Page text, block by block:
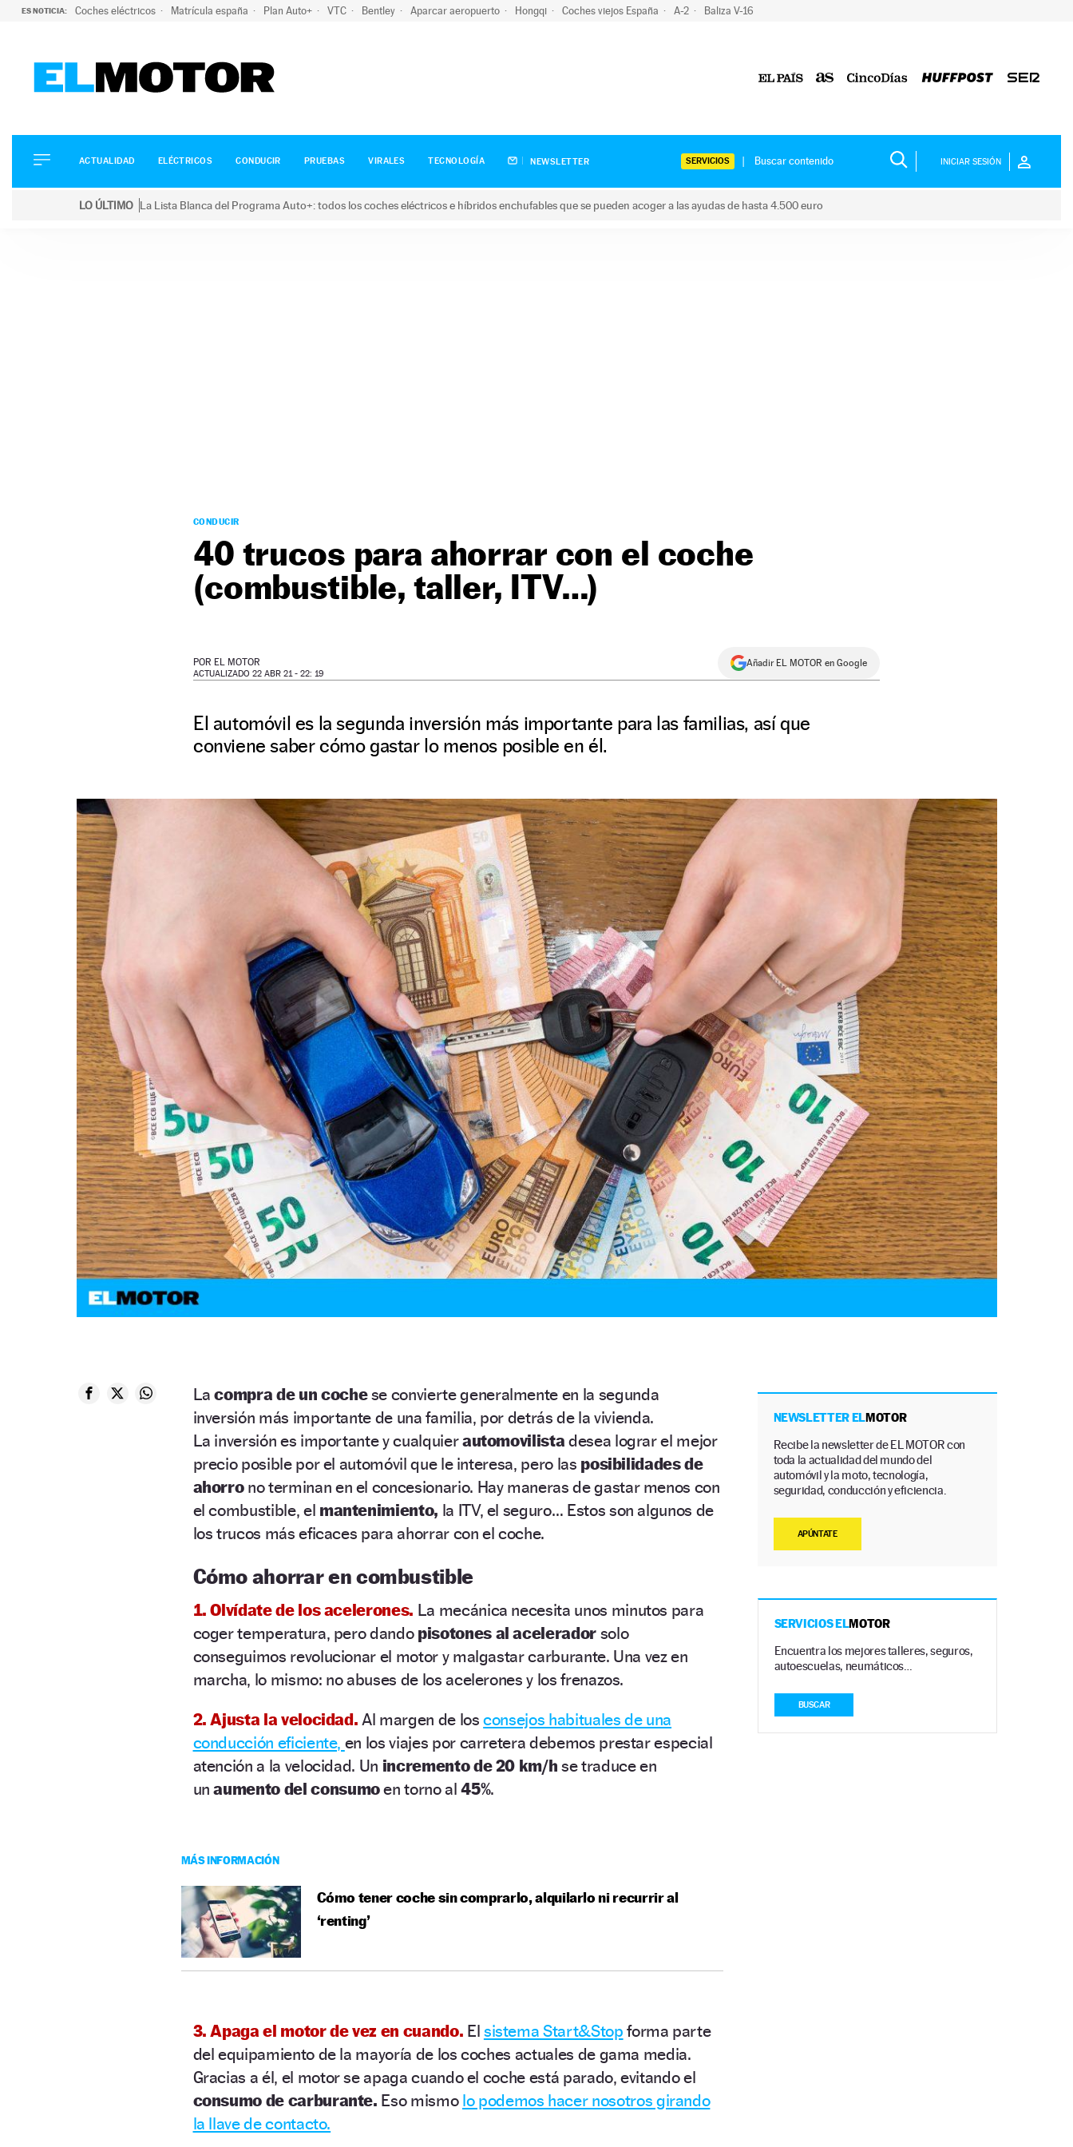
ES NOTICIA: Coches eléctricos Matrícula españa Plan Auto+ VTC Bentley Aparcar aeropuerto Hongqi Coches viejos España A-2 Baliza V-16
ELÉCTRICOS
CONDUCIR
ACTUALIDAD ELÉCTRICOS CONDUCIR PRUEBAS VIRALES TECNOLOGÍA NEWSLETTER SERVICIOS INICIAR SESIÓN
LO ÚLTIMO La Lista Blanca del Programa Auto+: todos los coches eléctricos e híbridos enchufables que se pueden acoger a las ayudas de hasta 4.500 euro
CONDUCIR
40 trucos para ahorrar con el coche
(combustible, taller, ITV…)
POR EL MOTOR
ACTUALIZADO 22 ABR 21 - 22: 19
Añadir EL MOTOR en Google
El automóvil es la segunda inversión más importante para las familias, así que
conviene saber cómo gastar lo menos posible en él.
Lacompra de un cochese convierte generalmente en la segunda
inversión más importante de una familia, por detrás de la vivienda.
La inversión es importante y cualquierautomovilista desea lograr el mejor
precio posible por el automóvil que le interesa, pero las posibilidades de
ahorrono terminan en el concesionario. Hay maneras de gastar menos con
el combustible, el mantenimiento, la ITV, el seguro… Estos son algunos de
los trucos más eficaces para ahorrar con el coche.
Cómo ahorrar en combustible
1. Olvídate de los acelerones. La mecánica necesita unos minutos para
coger temperatura, pero dando pisotones al acelerador solo
conseguimos revolucionar el motor y malgastar carburante. Una vez en
marcha, lo mismo: no abuses de los acelerones y los frenazos.
2. Ajusta la velocidad. Al margen de losconsejos habituales de una
conducción eficiente, en los viajes por carretera debemos prestar especial
atención a la velocidad. Un incremento de 20 km/h se traduce en
unaumento del consumoen torno al45%.
MÁS INFORMACIÓN
Cómo tener coche sin comprarlo, alquilarlo ni recurrir al
‘renting’
3. Apaga el motor de vez en cuando. El sistema Start&Stop forma parte
del equipamiento de la mayoría de los coches actuales de gama media.
Gracias a él, el motor se apaga cuando el coche está parado, evitando el
consumo de carburante. Eso mismo lo podemos hacer nosotros girando
la llave de contacto.
NEWSLETTER ELMOTOR
Recibe la newsletter de EL MOTOR con
toda la actualidad del mundo del
automóvil y la moto, tecnología,
seguridad, conducción y eficiencia.
APÚNTATE
SERVICIOS ELMOTOR
Encuentra los mejores talleres, seguros,
autoescuelas, neumáticos…
BUSCAR